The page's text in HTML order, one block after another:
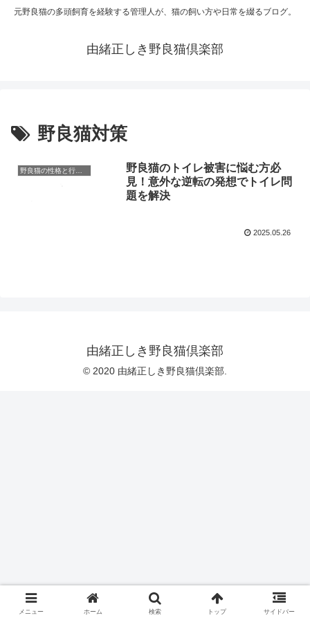
元野良猫の多頭飼育を経験する管理人が、猫の飼い方や日常を綴るブログ。
由緒正しき野良猫倶楽部
野良猫対策
野良猫の性格と行動理解
野良猫のトイレ被害に悩む方必
見！意外な逆転の発想でトイレ問
題を解決
2025.05.26
由緒正しき野良猫倶楽部
© 2020 由緒正しき野良猫倶楽部.
メニュー ホーム 検索 トップ サイドバー